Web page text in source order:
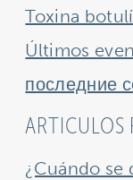
Toxina
Últimos
последние
ARTICULOS
¿Cuándo se